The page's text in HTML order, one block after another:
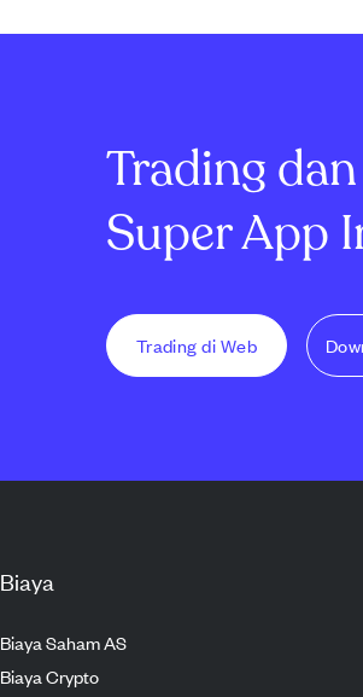
backlog perusahaan menjadi
bunga.
Trading
Super App
Trading di Web
Biaya
Biaya Saham AS
Biaya Crypto